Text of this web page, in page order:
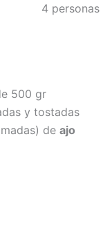
4 personas
500 gr
y tostadas
de ajo